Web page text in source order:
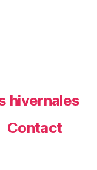
hivernales
Contact